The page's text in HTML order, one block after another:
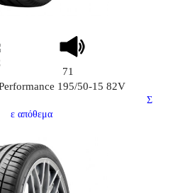
71
195/50-15 82V
Σ
ε απόθεμα